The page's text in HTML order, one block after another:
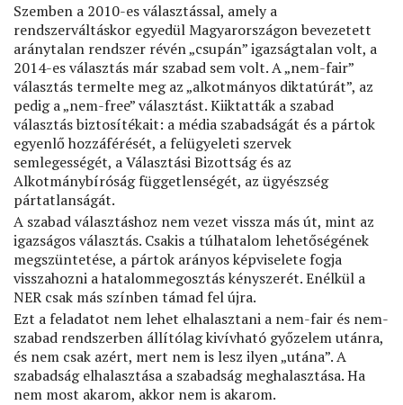
Szemben a 2010-es választással, amely a
rendszerváltáskor egyedül Magyarországon bevezetett
aránytalan rendszer révén „csupán” igazságtalan volt, a
2014-es választás már szabad sem volt. A „nem-fair”
választás termelte meg az „alkotmányos diktatúrát”, az
pedig a „nem-free” választást. Kiiktatták a szabad
választás biztosítékait: a média szabadságát és a pártok
egyenlő hozzáférését, a felügyeleti szervek
semlegességét, a Választási Bizottság és az
Alkotmánybíróság függetlenségét, az ügyészség
pártatlanságát.
A szabad választáshoz nem vezet vissza más út, mint az
igazságos választás. Csakis a túlhatalom lehetőségének
megszüntetése, a pártok arányos képviselete fogja
visszahozni a hatalommegosztás kényszerét. Enélkül a
NER csak más színben támad fel újra.
Ezt a feladatot nem lehet elhalasztani a nem-fair és nem-
szabad rendszerben állítólag kivívható győzelem utánra,
és nem csak azért, mert nem is lesz ilyen „utána”. A
szabadság elhalasztása a szabadság meghalasztása. Ha
nem most akarom, akkor nem is akarom.